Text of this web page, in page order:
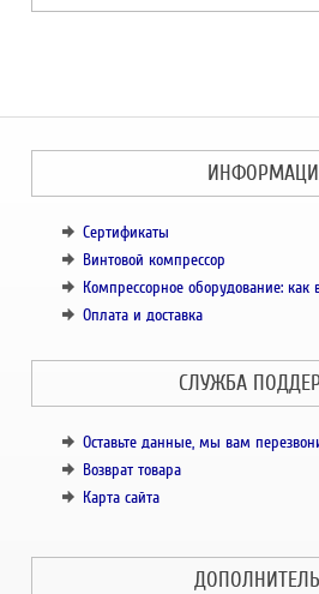
Сертификаты
Винтовой компрессор
Компрессорное оборудование:
Оплата и доставка
СЛУЖБА
Оставьте данные, мы вам
Возврат товара
Карта сайта